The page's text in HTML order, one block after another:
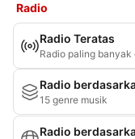
Radio
Radio Teratas
Radio paling banyak
Radio
15 genre musik
Radio